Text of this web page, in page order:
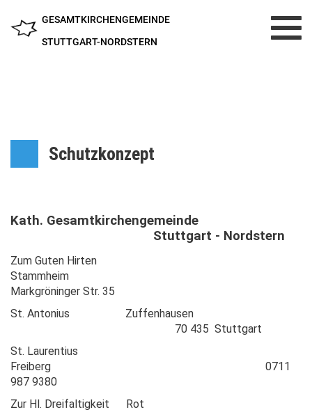
GESAMTKIRCHENGEMEINDE
STUTTGART-NORDSTERN
Schutzkonzept
Kath. Gesamtkirchengemeinde
Stuttgart - Nordstern
Zum Guten Hirten
Stammheim
Markgröninger Str. 35
St. Antonius Zuffenhausen
70 435 Stuttgart
St. Laurentius
Freiberg 0711
987 9380
Zur Hl. Dreifaltigkeit Rot